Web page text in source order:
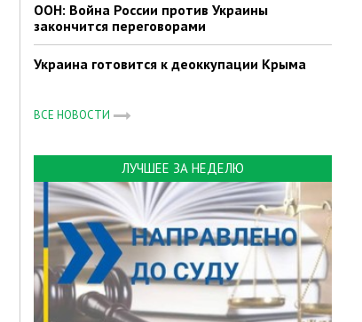
ООН: Война России против Украины
закончится переговорами
Украина готовится к деоккупации Крыма
ВСЕ НОВОСТИ
ЛУЧШЕЕ ЗА НЕДЕЛЮ